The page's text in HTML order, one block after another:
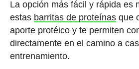
La opción más fácil y rápida es
estas barritas de proteínasque
aporte protéico y te permiten
directamente en el camino a
entrenamiento.